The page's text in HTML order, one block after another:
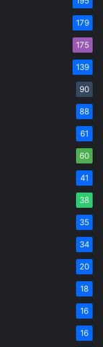
179
175
139
90
88
61
60
41
38
35
34
20
18
16
16